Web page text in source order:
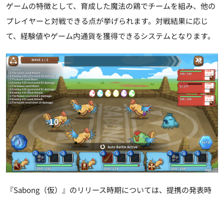
ゲームの特徴として、育成した魔法の鶏でチームを組み、他の
プレイヤーと対戦できる点が挙げられます。対戦結果に応じ
て、経験値やゲーム内通貨を獲得できるシステムとなります。
『Sabong（仮）』のリリース時期については、提携の発表時